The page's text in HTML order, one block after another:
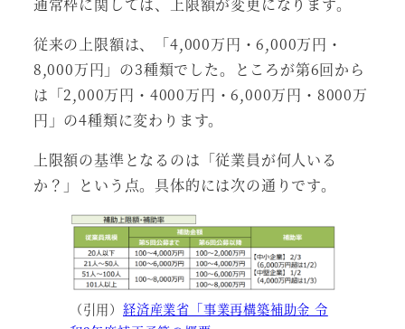
従来の上限額は、「4,000万円・6,000万円・
8,000万円」の3種類でした。ところが第6回から
は「2,000万円・4000万円・6,000万円・8000万
円」の4種類に変わります。
上限額の基準となるのは「従業員が何人いる
か？」という点。具体的には次の通りです。
（引用） 経済産業省「事業再構築補助金 令